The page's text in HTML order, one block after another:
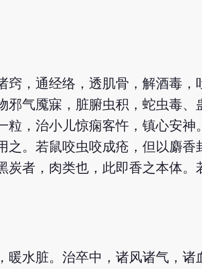
窍，通经络，透肌骨，解酒毒，
气魇寐，脏腑虫积，蛇虫毒、
粒，治小儿惊痫客忤，镇心安神
。若鼠咬虫咬成疮，但以麝香
炭者，肉类也，此即香之本体。
暖水脏。治卒中，诸风诸气，诸